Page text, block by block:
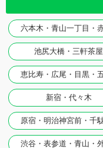
六本木・青山一丁目・
池尻大橋・三軒茶屋
恵比寿・広尾・目黒・
新宿・代々木
原宿・明治神宮前・千
渋谷・表参道・青山・